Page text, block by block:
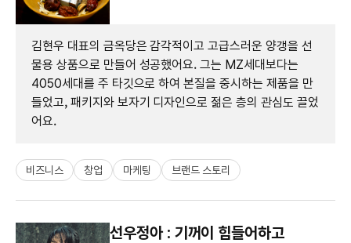
김현우 대표의 금옥당은 감각적이고 고급스러운 양갱을 선
물용 상품으로 만들어 성공했어요. 그는 MZ세대보다는
4050세대를 주 타깃으로 하여 본질을 중시하는 제품을 만
들었고, 패키지와 보자기 디자인으로 젊은 층의 관심도 끌었
어요.
비즈니스 창업 마케팅 브랜드 스토리
선우정아 : 기꺼이 힘들어하고